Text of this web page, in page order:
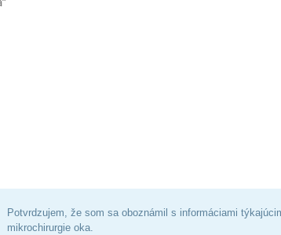
Potvrdzujem, že som sa oboznámil s informáciami
mikrochirurgie oka.